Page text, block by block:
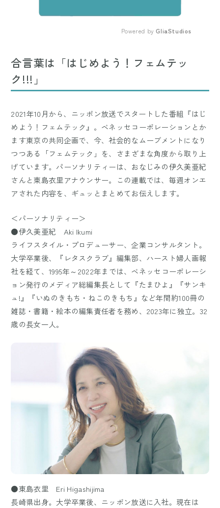
Powered by GliaStudios
合言葉は「はじめよう！フェムテッ
ク!!!」
2021年10月から、ニッポン放送でスタートした番組『はじ
めよう！フェムテック』。ベネッセコーポレーションとか
ます東京の共同企画で、今、社会的なムーブメントになり
つつある「フェムテック」を、さまざまな角度から取り上
げています。パーソナリティーは、おなじみの伊久美亜紀
さんと東島衣里アナウンサー。この連載では、毎週オンエ
アされた内容を、ギュッとまとめてお伝えします。
＜パーソナリティー＞
●伊久美亜紀 Aki Ikumi
ライフスタイル・プロデューサー、企業コンサルタント。
大学卒業後、『レタスクラブ』編集部、ハースト婦人画報
社を経て、1995年～2022年までは、ベネッセコーポレーシ
ョン発行のメディア総編集長として『たまひよ』『サンキ
ュ!』『いぬのきもち・ねこのきもち』など年間約100冊の
雑誌・書籍・絵本の編集責任者を務め、2023年に独立。32
歳の長女一人。
●東島衣里 Eri Higashijima
長崎県出身。大学卒業後、ニッポン放送に入社。現在は